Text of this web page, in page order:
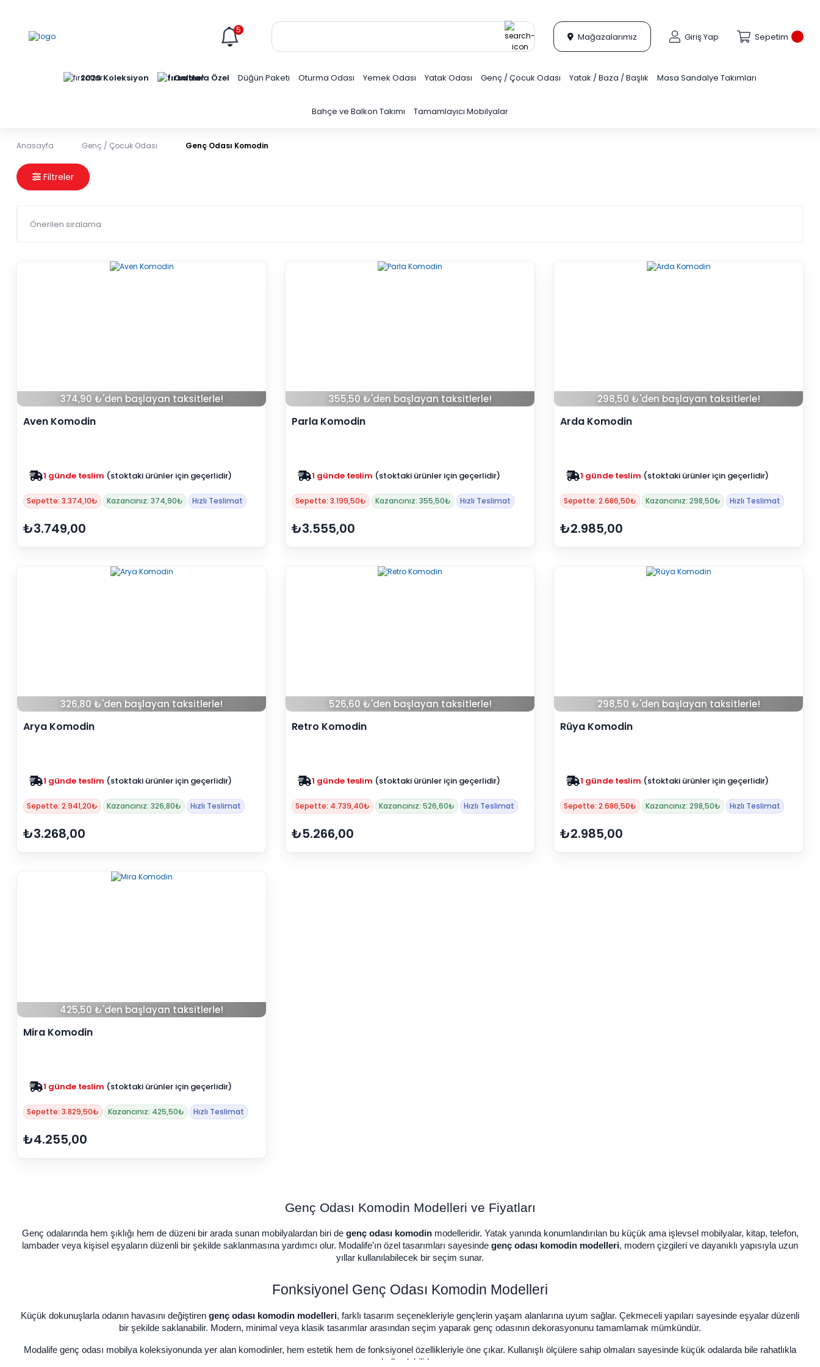
5
Mağazalarımız Giriş Yap Sepetim
2026 Koleksiyon Online'a Özel Düğün Paketi Oturma Odası Yemek Odası Yatak Odası Genç / Çocuk Odası Yatak / Baza / Başlık Masa Sandalye Takımları
Bahçe ve Balkon Takımı Tamamlayıcı Mobilyalar
Anasayfa Genç / Çocuk Odası Genç Odası Komodin
Genç Odası Komodin
Filtreler
374,90 ₺'den başlayan taksitlerle!
Aven Komodin
Zam yok 2025 fiyatları devam ediyor
Sepette: 3.374,10₺ Kazancınız: 374,90₺ Hızlı Teslimat
₺3.749,00
355,50 ₺'den başlayan taksitlerle!
Parla Komodin
Zam yok 2025 fiyatları devam ediyor
Sepette: 3.199,50₺ Kazancınız: 355,50₺ Hızlı Teslimat
₺3.555,00
298,50 ₺'den başlayan taksitlerle!
Arda Komodin
Zam yok 2025 fiyatları devam ediyor
Sepette: 2.686,50₺ Kazancınız: 298,50₺ Hızlı Teslimat
₺2.985,00
326,80 ₺'den başlayan taksitlerle!
Arya Komodin
Zam yok 2025 fiyatları devam ediyor
Sepette: 2.941,20₺ Kazancınız: 326,80₺ Hızlı Teslimat
₺3.268,00
526,60 ₺'den başlayan taksitlerle!
Retro Komodin
Zam yok 2025 fiyatları devam ediyor
Sepette: 4.739,40₺ Kazancınız: 526,60₺ Hızlı Teslimat
₺5.266,00
298,50 ₺'den başlayan taksitlerle!
Rüya Komodin
Zam yok 2025 fiyatları devam ediyor
Sepette: 2.686,50₺ Kazancınız: 298,50₺ Hızlı Teslimat
₺2.985,00
425,50 ₺'den başlayan taksitlerle!
Mira Komodin
Zam yok 2025 fiyatları devam ediyor
Sepette: 3.829,50₺ Kazancınız: 425,50₺ Hızlı Teslimat
₺4.255,00
Genç Odası Komodin Modelleri ve Fiyatları
Genç odalarında hem şıklığı hem de düzeni bir arada sunan mobilyalardan biri de genç odası komodin modelleridir. Yatak yanında konumlandırılan bu küçük ama işlevsel mobilyalar, kitap, telefon,
lambader veya kişisel eşyaların düzenli bir şekilde saklanmasına yardımcı olur. Modalife’ın özel tasarımları sayesinde genç odası komodin modelleri, modern çizgileri ve dayanıklı yapısıyla uzun
yıllar kullanılabilecek bir seçim sunar.
Fonksiyonel Genç Odası Komodin Modelleri
Küçük dokunuşlarla odanın havasını değiştiren genç odası komodin modelleri, farklı tasarım seçenekleriyle gençlerin yaşam alanlarına uyum sağlar. Çekmeceli yapıları sayesinde eşyalar düzenli
bir şekilde saklanabilir. Modern, minimal veya klasik tasarımlar arasından seçim yaparak genç odasının dekorasyonunu tamamlamak mümkündür.
Modalife genç odası mobilya koleksiyonunda yer alan komodinler, hem estetik hem de fonksiyonel özellikleriyle öne çıkar. Kullanışlı ölçülere sahip olmaları sayesinde küçük odalarda bile rahatlıkla
kullanılabilirler.